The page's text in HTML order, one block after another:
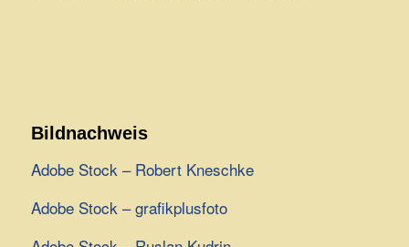
Bildnachweis
Adobe Stock – Robert Kneschke
Adobe Stock – grafikplusfoto